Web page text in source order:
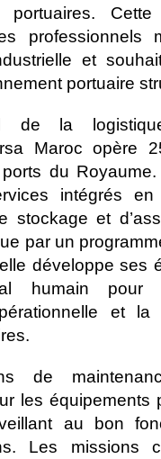
Cette
professionnels
et
portuaire
de la
Maroc opère
du Royaume.
intégrés en
stockage et
par un
développe ses
humain pour
et la
de
les équipements
au bon
Les missions